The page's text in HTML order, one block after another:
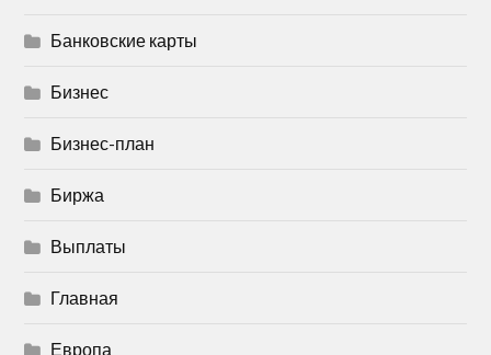
Банковские карты
Бизнес
Бизнес-план
Биржа
Выплаты
Главная
Европа